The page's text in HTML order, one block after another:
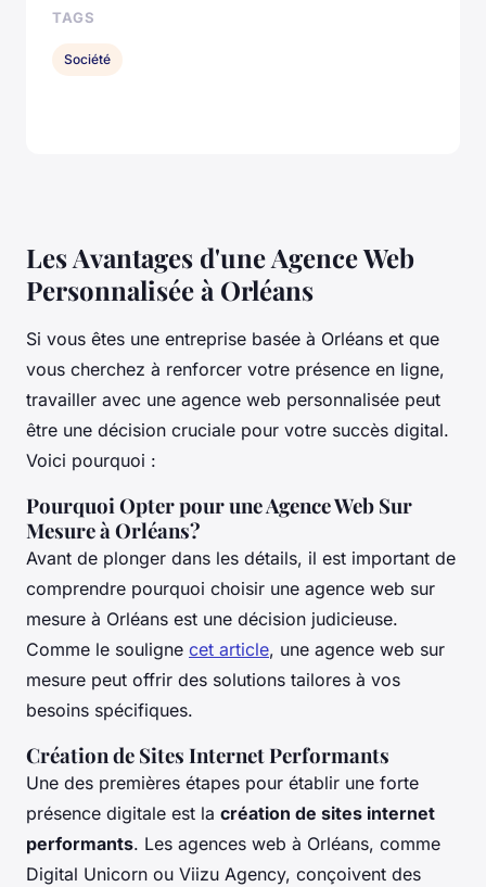
Les Avantages d'une Agence Web
Personnalisée à Orléans
Si vous êtes une entreprise basée à Orléans et que
vous cherchez à renforcer votre présence en ligne,
travailler avec une agence web personnalisée peut
être une décision cruciale pour votre succès digital.
Voici pourquoi :
Pourquoi Opter pour une Agence Web Sur
Mesure à Orléans?
Avant de plonger dans les détails, il est important de
comprendre pourquoi choisir une agence web sur
mesure à Orléans est une décision judicieuse.
Comme le souligne cet article, une agence web sur
mesure peut offrir des solutions tailores à vos
besoins spécifiques.
Création de Sites Internet Performants
Une des premières étapes pour établir une forte
présence digitale est la création de sites internet
performants. Les agences web à Orléans, comme
Digital Unicorn ou Viizu Agency, conçoivent des
TAGS
Société